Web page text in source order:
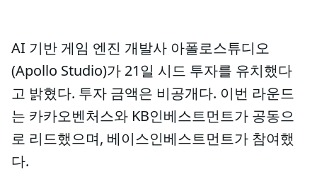
AI 기반 게임 엔진 개발사 아폴로스튜디오
(Apollo Studio)가 21일 시드 투자를 유치했다
고 밝혔다. 투자 금액은 비공개다. 이번 라운드
는 카카오벤처스와 KB인베스트먼트가 공동으
로 리드했으며, 베이스인베스트먼트가 참여했
다.